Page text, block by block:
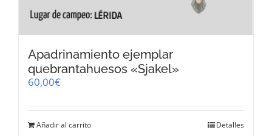
Apadrinamiento ejemplar
quebrantahuesos «Sjakel»
60,00€
Añadir al carrito Detalles